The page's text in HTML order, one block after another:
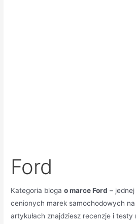
Ford
Kategoria blogao marce Ford –
cenionych marek samochodowych
artykułach znajdziesz recenzje i testy